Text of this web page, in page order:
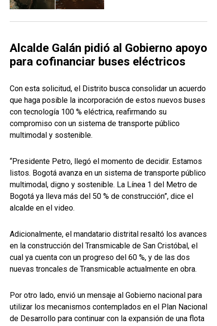
Alcalde Galán pidió al Gobierno apoyo
para cofinanciar buses eléctricos
Con esta solicitud, el Distrito busca consolidar un acuerdo
que haga posible la incorporación de estos nuevos buses
con tecnología 100 % eléctrica, reafirmando su
compromiso con un sistema de transporte público
multimodal y sostenible.
“Presidente Petro, llegó el momento de decidir. Estamos
listos. Bogotá avanza en un sistema de transporte público
multimodal, digno y sostenible. La Línea 1 del Metro de
Bogotá ya lleva más del 50 % de construcción”, dice el
alcalde en el video.
Adicionalmente, el mandatario distrital resaltó los avances
en la construcción del Transmicable de San Cristóbal, el
cual ya cuenta con un progreso del 60 %, y de las dos
nuevas troncales de Transmicable actualmente en obra.
Por otro lado, envió un mensaje al Gobierno nacional para
utilizar los mecanismos contemplados en el Plan Nacional
de Desarrollo para continuar con la expansión de una flota